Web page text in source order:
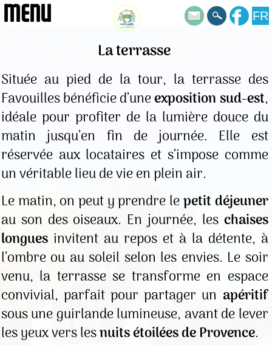
FR
MENU
La terrasse
Située au pied de la tour, la terrasse des
Favouilles bénéficie d’uneexposition sud-est,
idéale pour profiter de la lumière douce du
matin jusqu’en fin de journée. Elle est
réservée aux locataires et s’impose comme
un véritable lieu de vie en plein air.
Le matin, on peut y prendre lepetit déjeuner
au son des oiseaux. En journée, les chaises
longues invitent au repos et à la détente, à
l’ombre ou au soleil selon les envies. Le soir
venu, la terrasse se transforme en espace
convivial, parfait pour partager un apéritif
sous une guirlande lumineuse, avant de lever
les yeux vers lesnuits étoilées de Provence.